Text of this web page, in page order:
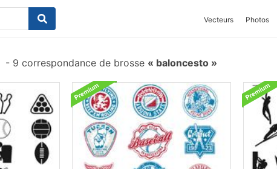
Vecteurs Photos
- 9 correspondance de brosse baloncesto